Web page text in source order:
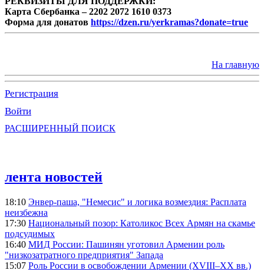
Карта Сбербанка – 2202 2072 1610 0373
Форма для донатов https://dzen.ru/yerkramas?donate=true
На главную
Регистрация
Войти
РАСШИРЕННЫЙ ПОИСК
лента новостей
18:10 Энвер-паша, "Немесис" и логика возмездия: Расплата
неизбежна
17:30 Национальный позор: Католикос Всех Армян на скамье
подсудимых
16:40 МИД России: Пашинян уготовил Армении роль
"низкозатратного предприятия" Запада
15:07 Роль России в освобождении Армении (XVIII–XX вв.)